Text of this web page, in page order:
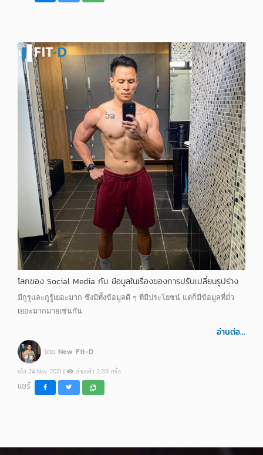
โลกของ Social Media กับ ข้อมูลในเรื่องของการปรับเปลี่ยนรูปร่าง
มีกูรูและกูรู้เยอะมาก ซึ่งมีทั้งข้อมูลดี ๆ ที่มีประโยชน์ แต่ก็มีข้อมูลที่มั่ว
เยอะมากมายเช่นกัน
อ่านต่อ...
โดย New Fit-D
เมื่อ 24 Nov 2021 | อ่านแล้ว 2,213 ครั้ง
แชร์